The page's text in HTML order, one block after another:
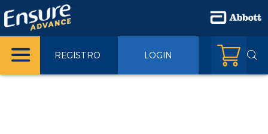
REGISTRO LOGIN